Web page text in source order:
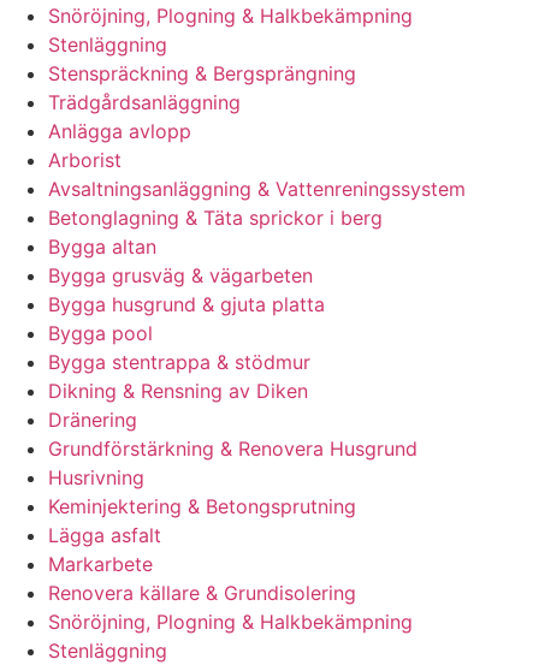
Snöröjning, Plogning & Halkbekämpning
Stenläggning
Stenspräckning & Bergsprängning
Trädgårdsanläggning
Anlägga avlopp
Arborist
Avsaltningsanläggning & Vattenreningssystem
Betonglagning & Täta sprickor i berg
Bygga altan
Bygga grusväg & vägarbeten
Bygga husgrund & gjuta platta
Bygga pool
Bygga stentrappa & stödmur
Dikning & Rensning av Diken
Dränering
Grundförstärkning & Renovera Husgrund
Husrivning
Keminjektering & Betongsprutning
Lägga asfalt
Markarbete
Renovera källare & Grundisolering
Snöröjning, Plogning & Halkbekämpning
Stenläggning